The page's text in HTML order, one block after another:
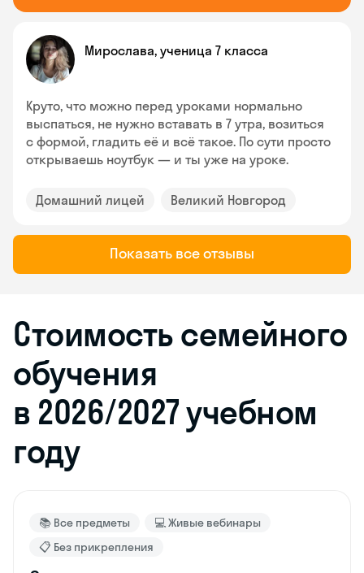
Мирослава, ученица 7 класса
Круто, что можно перед уроками нормально
выспаться, не нужно вставать в 7 утра, возиться
с формой, гладить её и всё такое. По сути просто
открываешь ноутбук — и ты уже на уроке.
Домашний лицей Великий Новгород
Показать все отзывы
Стоимость семейного
обучения
в 2026/2027 учебном
году
📚 Все предметы
💻 Живые вебинары
📋 Без прикрепления